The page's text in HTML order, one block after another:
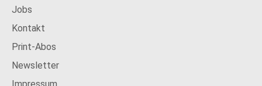
Jobs
Kontakt
Print-Abos
Newsletter